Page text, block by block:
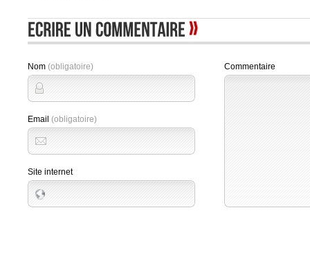
Nom (obligatoire)
Email (obligatoire)
Site internet
Commentaire